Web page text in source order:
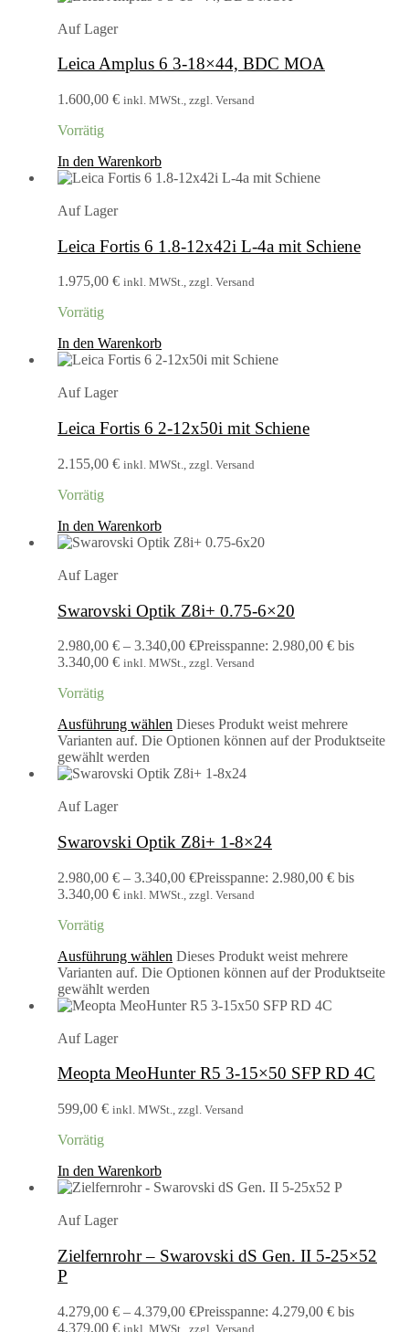
Auf Lager
Leica Amplus 6 3-18×44, BDC MOA
1.600,00 € inkl. MWSt., zzgl. Versand
Vorrätig
In den Warenkorb
Auf Lager
Leica Fortis 6 1.8-12x42i L-4a mit Schiene
1.975,00 € inkl. MWSt., zzgl. Versand
Vorrätig
In den Warenkorb
Auf Lager
Leica Fortis 6 2-12x50i mit Schiene
2.155,00 € inkl. MWSt., zzgl. Versand
Vorrätig
In den Warenkorb
Auf Lager
Swarovski Optik Z8i+ 0.75-6×20
2.980,00 € – 3.340,00 €Preisspanne: 2.980,00 € bis
3.340,00 € inkl. MWSt., zzgl. Versand
Vorrätig
Ausführung wählen Dieses Produkt weist mehrere
Varianten auf. Die Optionen können auf der Produktseite
gewählt werden
Auf Lager
Swarovski Optik Z8i+ 1-8×24
2.980,00 € – 3.340,00 €Preisspanne: 2.980,00 € bis
3.340,00 € inkl. MWSt., zzgl. Versand
Vorrätig
Ausführung wählen Dieses Produkt weist mehrere
Varianten auf. Die Optionen können auf der Produktseite
gewählt werden
Auf Lager
Meopta MeoHunter R5 3-15×50 SFP RD 4C
599,00 € inkl. MWSt., zzgl. Versand
Vorrätig
In den Warenkorb
Auf Lager
Zielfernrohr – Swarovski dS Gen. II 5-25×52
P
4.279,00 € – 4.379,00 €Preisspanne: 4.279,00 € bis
4.379,00 € inkl. MWSt., zzgl. Versand